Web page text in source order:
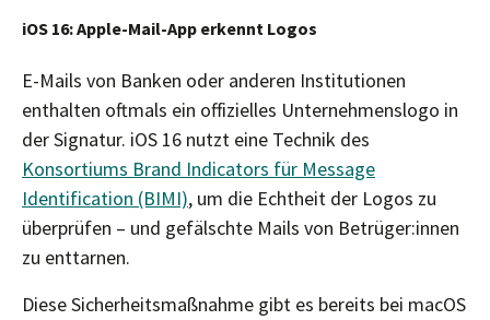
iOS 16: Apple-Mail-App erkennt Logos
E-Mails von Banken oder anderen Institutionen
enthalten oftmals ein offizielles Unternehmenslogo in
der Signatur. iOS 16 nutzt eine Technik des
Konsortiums Brand Indicators für Message
Identification (BIMI), um die Echtheit der Logos zu
überprüfen – und gefälschte Mails von Betrüger:innen
zu enttarnen.
Diese Sicherheitsmaßnahme gibt es bereits bei macOS